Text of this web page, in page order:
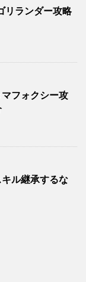
リランダー攻略
フォクシー攻
ル継承するな